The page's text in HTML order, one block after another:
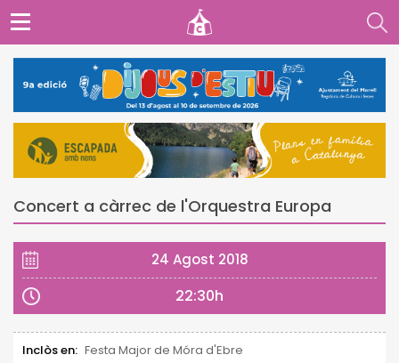
Concert a càrrec de l'Orquestra Europa
24 Agost 2018
22:30h
Inclòs en: Festa Major de Móra d'Ebre